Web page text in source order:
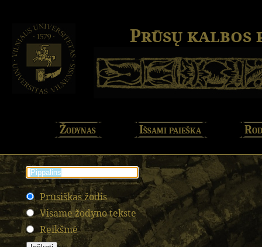
Prūsų kalbos
Žodynas Išsami paieška
Prūsiškas žodis
Visame žodyno tekste
Reikšmė